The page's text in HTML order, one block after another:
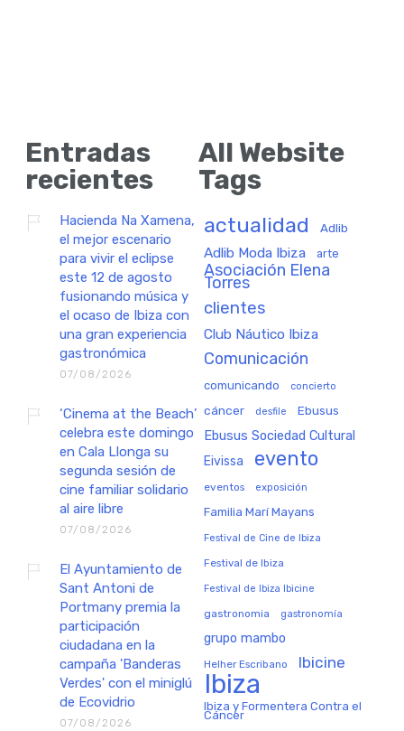
Entradas
recientes
Hacienda Na Xamena,
el mejor escenario
para vivir el eclipse
este 12 de agosto
fusionando música y
el ocaso de Ibiza con
una gran experiencia
gastronómica
07/08/2026
‘Cinema at the Beach’
celebra este domingo
en Cala Llonga su
segunda sesión de
cine familiar solidario
al aire libre
07/08/2026
El Ayuntamiento de
Sant Antoni de
Portmany premia la
participación
ciudadana en la
campaña 'Banderas
Verdes' con el miniglú
de Ecovidrio
07/08/2026
All Website
Tags
actualidad Adlib
Adlib Moda Ibiza arte
Asociación Elena
Torres
clientes
Club Náutico Ibiza
Comunicación
comunicando concierto
cáncer desfile Ebusus
Ebusus Sociedad Cultural
Eivissa evento
eventos exposición
Familia Marí Mayans
Festival de Cine de Ibiza
Festival de Ibiza
Festival de Ibiza Ibicine
gastronomia gastronomía
grupo mambo
Helher Escribano Ibicine
Ibiza
Ibiza y Formentera Contra el
Cáncer